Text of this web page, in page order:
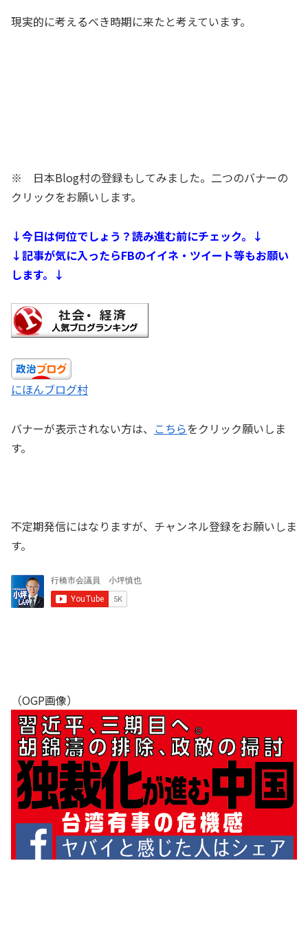
現実的に考えるべき時期に来たと考えています。
※ 日本Blog村の登録もしてみました。二つのバナーの
クリックをお願いします。
↓今日は何位でしょう？読み進む前にチェック。↓
↓記事が気に入ったらFBのイイネ・ツイート等もお願い
します。↓
にほんブログ村
バナーが表示されない方は、 こちらをクリック願いしま
す。
不定期発信にはなりますが、チャンネル登録をお願いしま
す。
（OGP画像）